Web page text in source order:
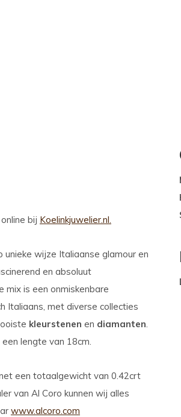
bij Koelinkjuwelier.nl.
unieke wijze Italiaanse glamour en
en absoluut
is ​​een onmiskenbare
Italiaans, met diverse collecties
kleurstenen en diamanten.
lengte van 18cm.
een totaalgewicht van 0.42crt
van Al Coro kunnen wij alles
www.alcoro.com